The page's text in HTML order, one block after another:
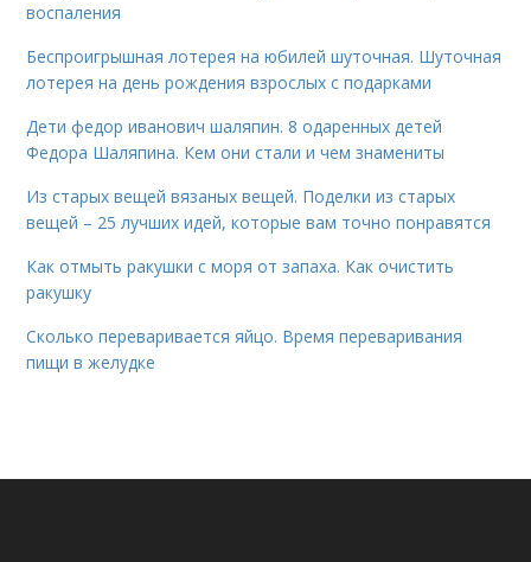
воспаления
Беспроигрышная лотерея на юбилей шуточная. Шуточная
лотерея на день рождения взрослых с подарками
Дети федор иванович шаляпин. 8 одаренных детей
Федора Шаляпина. Кем они стали и чем знамениты
Из старых вещей вязаных вещей. Поделки из старых
вещей – 25 лучших идей, которые вам точно понравятся
Как отмыть ракушки с моря от запаха. Как очистить
ракушку
Сколько переваривается яйцо. Время переваривания
пищи в желудке